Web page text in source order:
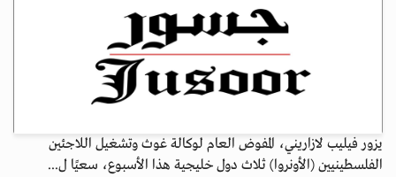
يزور فيليب لازاريني، المفوض العام لوكالة غوث وتشغيل اللاجئين
الفلسطينيين (الأونروا) ثلاث دول خليجية هذا الأسبوع، سعيًا ل...